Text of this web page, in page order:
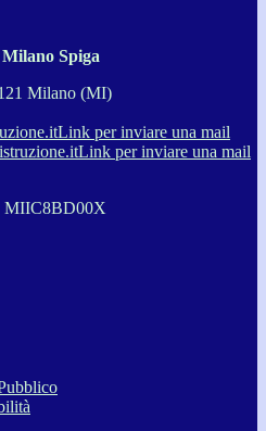
Spiga
Milano (MI)
Link per inviare una mail
Link per inviare una mail
MIIC8BD00X